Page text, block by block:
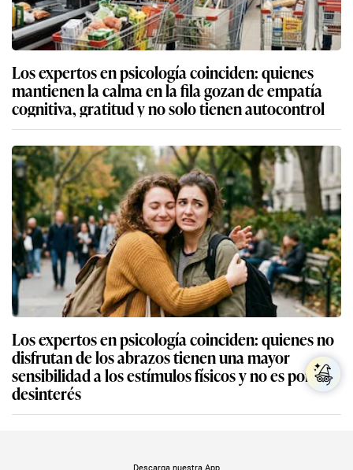
Los expertos en psicología coinciden: quienes
mantienen la calma en la fila gozan de empatía
cognitiva, gratitud y no solo tienen autocontrol
Los expertos en psicología coinciden: quienes no
disfrutan de los abrazos tienen una mayor
sensibilidad a los estímulos físicos y no es por
desinterés
Descarga nuestra App